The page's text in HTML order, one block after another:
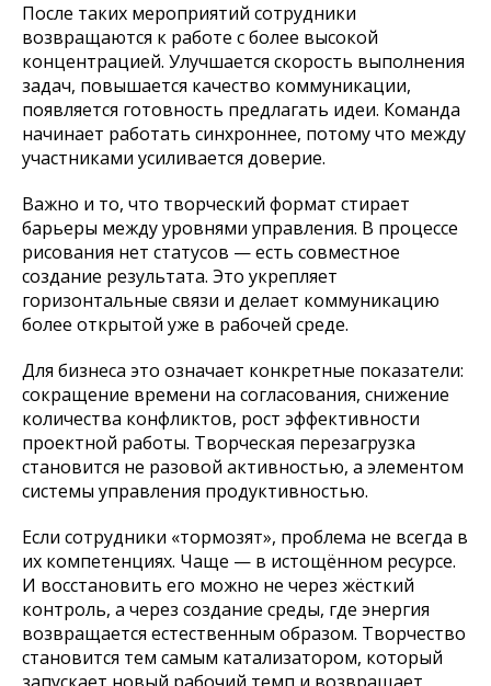
После таких мероприятий сотрудники
возвращаются к работе с более высокой
концентрацией. Улучшается скорость выполнения
задач, повышается качество коммуникации,
появляется готовность предлагать идеи. Команда
начинает работать синхроннее, потому что между
участниками усиливается доверие.
Важно и то, что творческий формат стирает
барьеры между уровнями управления. В процессе
рисования нет статусов — есть совместное
создание результата. Это укрепляет
горизонтальные связи и делает коммуникацию
более открытой уже в рабочей среде.
Для бизнеса это означает конкретные показатели:
сокращение времени на согласования, снижение
количества конфликтов, рост эффективности
проектной работы. Творческая перезагрузка
становится не разовой активностью, а элементом
системы управления продуктивностью.
Если сотрудники «тормозят», проблема не всегда в
их компетенциях. Чаще — в истощённом ресурсе.
И восстановить его можно не через жёсткий
контроль, а через создание среды, где энергия
возвращается естественным образом. Творчество
становится тем самым катализатором, который